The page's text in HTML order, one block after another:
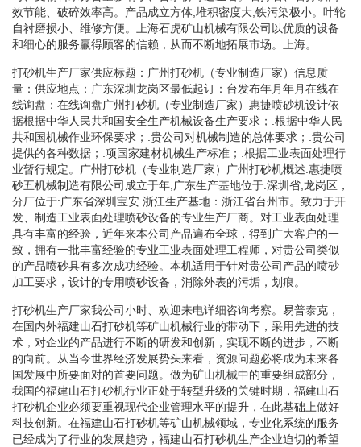
效节能、破碎效率高。产品成立方体,堆积密度大,铁污染极小。叶轮
自衬磨损小、维修方便。上海石虎矿山机械有限公司以优质的设备
和细心的服务赢得顾客的信赖，从而不断地拓展市场。上海。
打砂机生产厂家供应标题：广州打砂机（专业制造厂家）信息质
量：供应地点：广东深圳龙岗区最低起订：台发布年月年月在线在
线询盘：在线询盘广州打砂机（专业制造厂家）惠捷喷砂机设计依
据根据中华人民共和国安全生产机械设备生产要求；.根据中华人民
共和国机械作业环保要求；.贵公司对机械制造的总体要求；.贵公司
提供的各种数据；.项国家建材机械生产标准；.根据工业表面处理行
业暂行规定。广州打砂机（专业制造厂家）广州打砂机概述:惠捷喷
砂五机械制造有限公司成立于年,广东生产基地位于:深圳省,龙岗区，
分厂位于:广东省深圳宝安.浙江生产基地：浙江省台州市。致力于开
发、制造工业表面处理喷砂设备的专业生产厂商。对工业表面处理
具有丰富的经验，近年来本公司产品遍布全球，得到广大客户的一
致，拥有一批丰富经验的专业工业表面处理工程师，对贵公司类似
的产品喷砂具有多次成功经验。本机适用于针对贵公司产品的喷砂
加工要求，设计的专用喷砂设备，消除外表的污垢，划痕。
打砂机生产厂家我公司小时、欢迎来电详细咨询考察。易普泰克，
在国内外福建山石打砂机等矿山机械行业的带动下，采用先进的技
术，对企业的产品进行不断的研发和创新，实现不断的进步，不断
的向前。从当今世界经济发展势头来看，资源问题必将成为未来各
国发展中所要面对的首要问题。做为矿山机械中的重要组成部分，
我国的福建山石打砂机行业正处于转型升级的关键时期，福建山石
打砂机企业必须要重视现代企业管理水平的提升，在此基础上做好
科技创新。在福建山石打砂机等矿山机械领域，专业化系统的服务
已经成为了行业的发展趋势，福建山石打砂机生产企业迫切的希望